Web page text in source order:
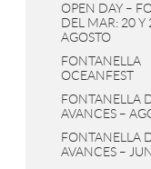
OPEN DAY –
DEL MAR: 20 Y
AGOSTO
FONTANELLA
OCEANFEST
FONTANELLA
AVANCES –
FONTANELLA
AVANCES –